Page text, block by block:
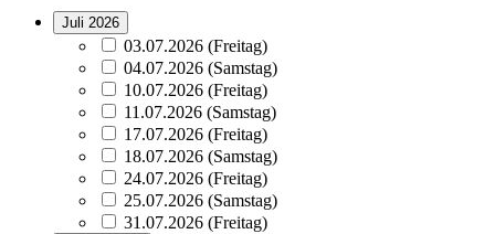
Juli 2026
03.07.2026 (Freitag)
04.07.2026 (Samstag)
10.07.2026 (Freitag)
11.07.2026 (Samstag)
17.07.2026 (Freitag)
18.07.2026 (Samstag)
24.07.2026 (Freitag)
25.07.2026 (Samstag)
31.07.2026 (Freitag)